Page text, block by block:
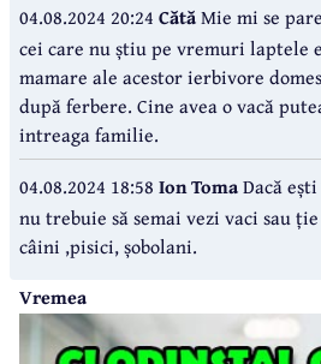
04.08.2024 20:24 CătăMie mi se
cei care nu știu pe vremuri laptele
mamare ale acestor ierbivore
după ferbere. Cine avea o vacă
intreaga familie.
04.08.2024 18:58 Ion TomaDacă
nu trebuie să semai vezi vaci sau
câini ,pisici, șobolani.
Vremea